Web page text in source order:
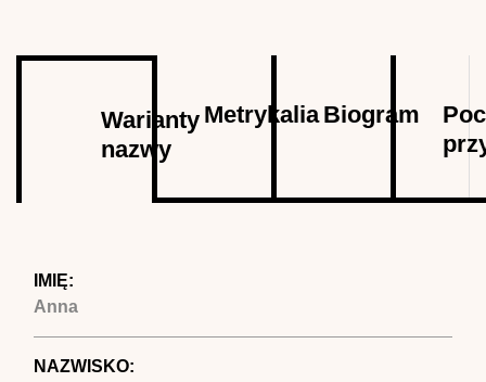
Warianty
nazwy
karta)
MetrykaliaBiogram
IMIĘ:
Anna
NAZWISKO: